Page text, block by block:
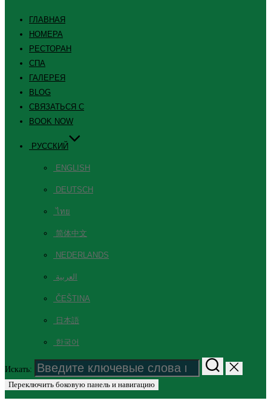
ГЛАВНАЯ
НОМЕРА
РЕСТОРАН
СПА
ГАЛЕРЕЯ
BLOG
СВЯЗАТЬСЯ С
BOOK NOW
РУССКИЙ
ENGLISH
DEUTSCH
ไทย
简体中文
NEDERLANDS
العربية
ČEŠTINA
日本語
한국어
Искать:
Переключить боковую панель и навигацию